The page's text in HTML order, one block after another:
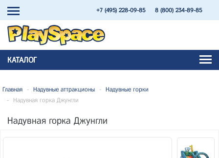
+7 (495) 228-09-85 8 (800) 234-89-85
КАТАЛОГ
Главная - Надувные аттракционы -
Надувные горки
-
Надувная горка Джунгли
Надувная горка Джунгли